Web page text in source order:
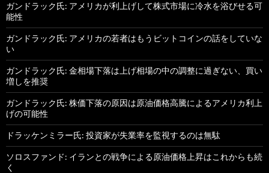
ガンドラック氏: アメリカが利上げして株式市場に冷水を浴びせる可
能性
ガンドラック氏: アメリカの若者はもうビットコインの話をしていな
い
ガンドラック氏: 金相場下落は上げ相場の中の調整に過ぎない、買い
増しを推奨
ガンドラック氏: 株価下落の原因は原油価格高騰によるアメリカ利上
げの可能性
ドラッケンミラー氏: 投資家が失業率を監視するのは無駄
ソロスファンド: イランとの戦争による原油価格上昇はこれからも続
く